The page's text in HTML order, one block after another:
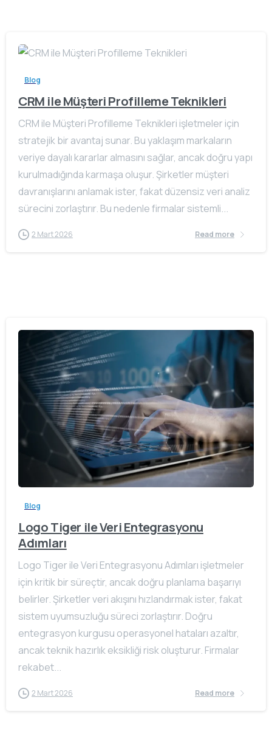
Blog
CRM ile Müşteri Profilleme Teknikleri
CRM ile Müşteri Profilleme Teknikleri işletmeler için
stratejik bir avantaj sunar. Bu yaklaşım markaların
veriye dayalı kararlar almasını sağlar, ancak doğru yapı
kurulmadığında karmaşa oluşur. Şirketler müşteri
davranışlarını anlamak ister, fakat düzensiz veri analiz
sürecini zorlaştırır. Bu nedenle firmalar sistemli...
2 Mart 2026 Read more
Blog
Logo Tiger ile Veri Entegrasyonu
Adımları
Logo Tiger ile Veri Entegrasyonu Adımları işletmeler
için kritik bir süreçtir, ancak doğru planlama başarıyı
belirler. Şirketler veri akışını hızlandırmak ister, fakat
sistem uyumsuzluğu süreci zorlaştırır. Doğru
entegrasyon kurgusu operasyonel hataları azaltır,
ancak teknik hazırlık eksikliği risk oluşturur. Firmalar
rekabet...
2 Mart 2026 Read more